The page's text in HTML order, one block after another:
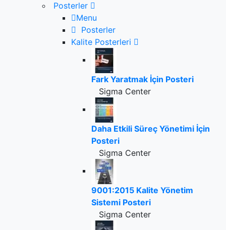
Posterler
Menu
Posterler
Kalite Posterleri
Fark Yaratmak İçin Posteri
Sigma Center
Daha Etkili Süreç Yönetimi İçin
Posteri
Sigma Center
9001:2015 Kalite Yönetim
Sistemi Posteri
Sigma Center